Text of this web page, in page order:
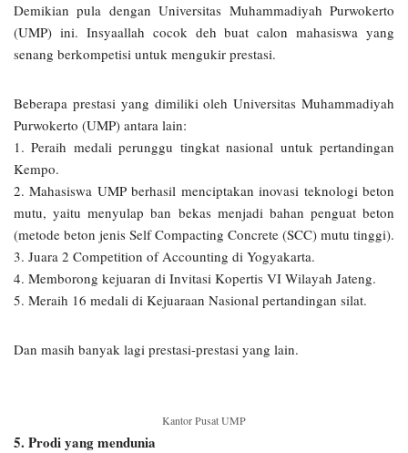
Demikian pula dengan Universitas Muhammadiyah Purwokerto
(UMP) ini. Insyaallah cocok deh buat calon mahasiswa yang
senang berkompetisi untuk mengukir prestasi.
Beberapa prestasi yang dimiliki oleh Universitas Muhammadiyah
Purwokerto (UMP) antara lain:
1. Peraih medali perunggu tingkat nasional untuk pertandingan
Kempo.
2. Mahasiswa UMP berhasil menciptakan inovasi teknologi beton
mutu, yaitu menyulap ban bekas menjadi bahan penguat beton
(metode beton jenis Self Compacting Concrete (SCC) mutu tinggi).
3. Juara 2 Competition of Accounting di Yogyakarta.
4. Memborong kejuaran di Invitasi Kopertis VI Wilayah Jateng.
5. Meraih 16 medali di Kejuaraan Nasional pertandingan silat.
Dan masih banyak lagi prestasi-prestasi yang lain.
Kantor Pusat UMP
5. Prodi yang mendunia